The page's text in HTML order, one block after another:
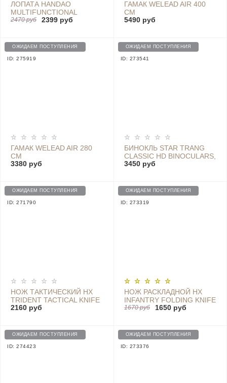
ЛОПАТА HANDAO
MULTIFUNCTIONAL
SHOVEL - 115449
2470 руб 2399 руб
ГАМАК WELEAD AIR 400
СМ
5490 руб
ОЖИДАЕМ ПОСТУПЛЕНИЯ
ID: 275919
ГАМАК WELEAD AIR 280
СМ
3380 руб
ОЖИДАЕМ ПОСТУПЛЕНИЯ
ID: 273541
БИНОКЛЬ STAR TRANG
CLASSIC HD BINOCULARS,
BLACK - SCST-830
3450 руб
ОЖИДАЕМ ПОСТУПЛЕНИЯ
ID: 271790
НОЖ ТАКТИЧЕСКИЙ HX
TRIDENT TACTICAL KNIFE
- 118324
2160 руб
ОЖИДАЕМ ПОСТУПЛЕНИЯ
ID: 273319
НОЖ РАСКЛАДНОЙ HX
INFANTRY FOLDING KNIFE
(DESERT COLOR) - ZD-
1670 руб 1650 руб
ОЖИДАЕМ ПОСТУПЛЕНИЯ
ID: 274423
ОЖИДАЕМ ПОСТУПЛЕНИЯ
ID: 273376